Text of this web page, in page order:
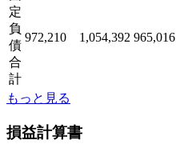
定
負
債
合
計
972,210 1,054,392 965,016
もっと見る
損益計算書